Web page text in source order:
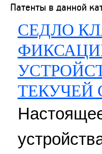
Патенты в данной
СЕДЛО
ТЕКУЧЕЙ